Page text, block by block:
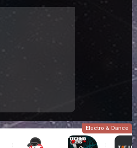
Electro & Dance